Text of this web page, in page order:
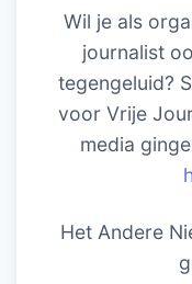
Wil je als
journalist
tegengeluid?
voor Vrije
media
Het Andere